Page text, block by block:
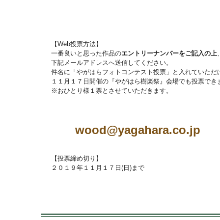
【Web投票方法】
一番良いと思った作品のエントリーナンバーをご記入の上
下記メールアドレスへ送信してください。
件名に「やがはらフォトコンテスト投票」と入れていただ
１１月１７日開催の『やがはら樹楽祭』会場でも投票でき
※おひとり様１票とさせていただきます。
wood@yagahara.co.jp
【投票締め切り】
２０１９年１１月１７日(日)まで